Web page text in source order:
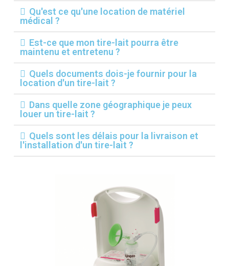
Qu'est ce qu'une location de matériel
médical ?
Est-ce que mon tire-lait pourra être
maintenu et entretenu ?
Quels documents dois-je fournir pour la
location d'un tire-lait ?
Dans quelle zone géographique je peux
louer un tire-lait ?
Quels sont les délais pour la livraison et
l'installation d'un tire-lait ?